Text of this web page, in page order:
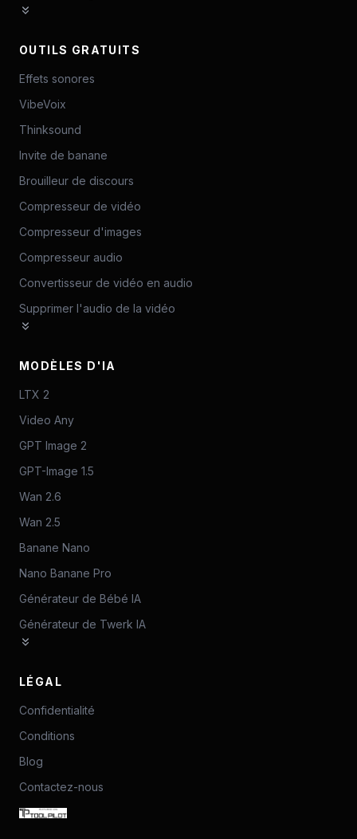
OUTILS GRATUITS
Effets sonores
VibeVoix
Thinksound
Invite de banane
Brouilleur de discours
Compresseur de vidéo
Compresseur d'images
Compresseur audio
Convertisseur de vidéo en audio
Supprimer l'audio de la vidéo
MODÈLES D'IA
LTX 2
Video Any
GPT Image 2
GPT-Image 1.5
Wan 2.6
Wan 2.5
Banane Nano
Nano Banane Pro
Générateur de Bébé IA
Générateur de Twerk IA
LÉGAL
Confidentialité
Conditions
Blog
Contactez-nous